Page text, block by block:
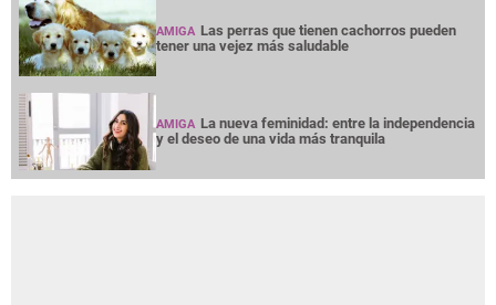
AMIGA Las perras que tienen cachorros pueden
tener una vejez más saludable
AMIGA La nueva feminidad: entre la independencia
y el deseo de una vida más tranquila